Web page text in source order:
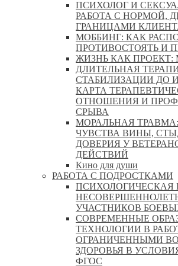
ПСИХОЛОГ И
РАБОТА С НОРМОЙ,
ГРАНИЦАМИ
МОББИНГ: КАК
ПРОТИВОСТОЯТЬ И
ЖИЗНЬ КАК ПРОЕКТ:
ДЛИТЕЛЬНАЯ
СТАБИЛИЗАЦИИ ДО
КАРТА
ОТНОШЕНИЯ И
СРЫВА
МОРАЛЬНАЯ
ЧУВСТВА ВИНЫ,
ДОВЕРИЯ У
ДЕЙСТВИЙ
Кино для души
РАБОТА С ПОДРОСТКАМИ
УЧАСТНИКОВ
СОВРЕМЕННЫЕ
ТЕХНОЛОГИИ В
ОГРАНИЧЕННЫМИ
ЗДОРОВЬЯ В
ФГОС